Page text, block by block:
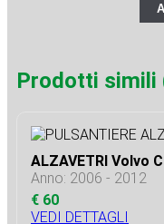
Prodotti simili
ALZAVETRI Volvo
Anno: 2006 - 2012
€ 60
VEDI DETTAGLI